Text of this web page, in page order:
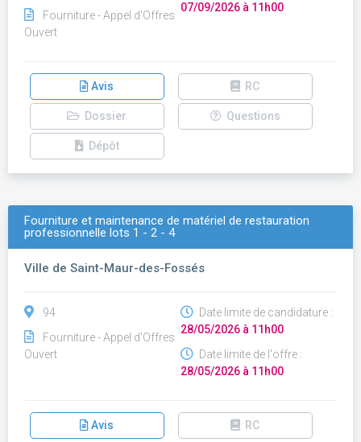
Fourniture - Appel d'Offres
Ouvert
07/09/2026 à 11h00
Avis RC
Dossier Questions
Dépôt
Fourniture et maintenance de matériel de restauration
professionnelle lots 1 - 2 - 4
Ville de Saint-Maur-des-Fossés
94
Fourniture - Appel d'Offres
Ouvert
Date limite de candidature :
28/05/2026 à 11h00
Date limite de l'offre :
28/05/2026 à 11h00
Avis RC